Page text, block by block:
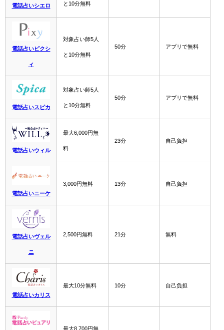
電話占いシエロ と10分無料
電話占いピクシ
ィ
対象占い師5人
と10分無料
50分 アプリで無料
電話占いスピカ
対象占い師5人
と10分無料
50分 アプリで無料
電話占いウィル
最大6,000円無
料
23分 自己負担
電話占いニーケ
3,000円無料 13分 自己負担
電話占いヴェル
ニ
2,500円無料 21分 無料
電話占いカリス
最大10分無料 10分 自己負担